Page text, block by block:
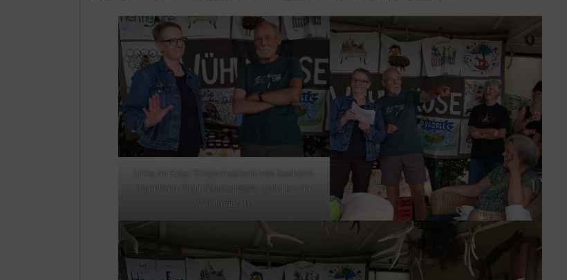
Links im Foto: Bürgermeisterin von Seeheim-
Jugenheim Birgit Kannegiesser gratuliert den
Wühlmäusen